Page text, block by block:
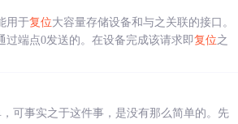
用于复位大容量存储设备和与之关联的接口。
端点0发送的。在设备完成该请求即复位之
可事实之于这件事，是没有那么简单的。先